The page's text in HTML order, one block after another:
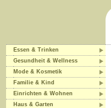
Essen & Trinken
Gesundheit & Wellness
Mode & Kosmetik
Familie & Kind
Einrichten & Wohnen
Haus & Garten